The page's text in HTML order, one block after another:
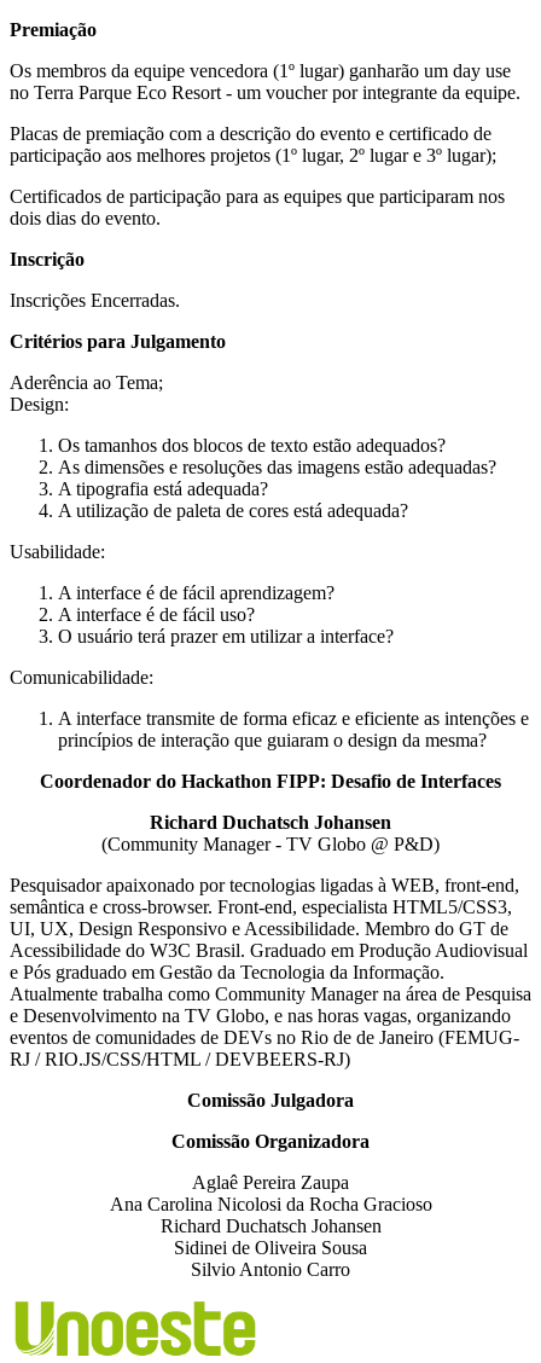
Premiação
Os membros da equipe vencedora (1º lugar) ganharão um day use
no Terra Parque Eco Resort - um voucher por integrante da equipe.
Placas de premiação com a descrição do evento e certificado de
participação aos melhores projetos (1º lugar, 2º lugar e 3º lugar);
Certificados de participação para as equipes que participaram nos
dois dias do evento.
Inscrição
Inscrições Encerradas.
Critérios para Julgamento
Aderência ao Tema;
Design:
Os tamanhos dos blocos de texto estão adequados?
As dimensões e resoluções das imagens estão adequadas?
A tipografia está adequada?
A utilização de paleta de cores está adequada?
Usabilidade:
A interface é de fácil aprendizagem?
A interface é de fácil uso?
O usuário terá prazer em utilizar a interface?
Comunicabilidade:
A interface transmite de forma eficaz e eficiente as intenções e
princípios de interação que guiaram o design da mesma?
Coordenador do Hackathon FIPP: Desafio de Interfaces
Richard Duchatsch Johansen
(Community Manager - TV Globo @ P&D)
Pesquisador apaixonado por tecnologias ligadas à WEB, front-end,
semântica e cross-browser. Front-end, especialista HTML5/CSS3,
UI, UX, Design Responsivo e Acessibilidade. Membro do GT de
Acessibilidade do W3C Brasil. Graduado em Produção Audiovisual
e Pós graduado em Gestão da Tecnologia da Informação.
Atualmente trabalha como Community Manager na área de Pesquisa
e Desenvolvimento na TV Globo, e nas horas vagas, organizando
eventos de comunidades de DEVs no Rio de de Janeiro (FEMUG-
RJ / RIO.JS/CSS/HTML / DEVBEERS-RJ)
Comissão Julgadora
Comissão Organizadora
Aglaê Pereira Zaupa
Ana Carolina Nicolosi da Rocha Gracioso
Richard Duchatsch Johansen
Sidinei de Oliveira Sousa
Silvio Antonio Carro